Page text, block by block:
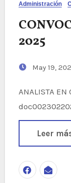
Administración
2025
May 19,
ANALISTA EN CONTABILIDAD
Leer